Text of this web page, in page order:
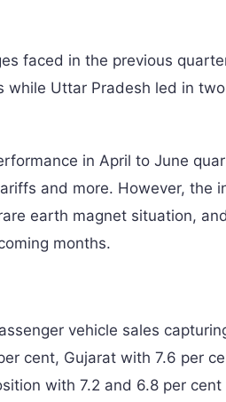
faced in the previous
while Uttar Pradesh led in
in April to June
and more. However, the
earth magnet situation,
months.
vehicle sales
cent, Gujarat with 7.6 per
with 7.2 and 6.8 per